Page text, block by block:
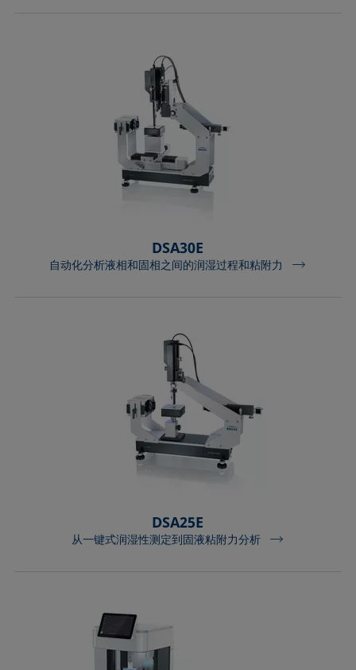
DSA30E
自动化分析液相和固相之间的润湿过程和粘附力
DSA25E
从一键式润湿性测定到固液粘附力分析